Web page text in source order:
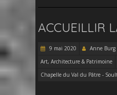
ACCUEILLIR
9 mai 2020
Anne Burg
Art, Architecture & Patrimoine
Chapelle du Val du Pâtre -